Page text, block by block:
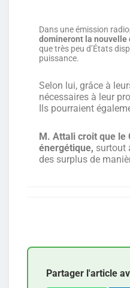
Dans une émission
domineront la nouvelle
que très peu d’États
puissance.
Selon lui, grâce à
nécessaires à leur
Ils pourraient
M. Attali croit que le
énergétique, surtout
des surplus de
Partager l'article